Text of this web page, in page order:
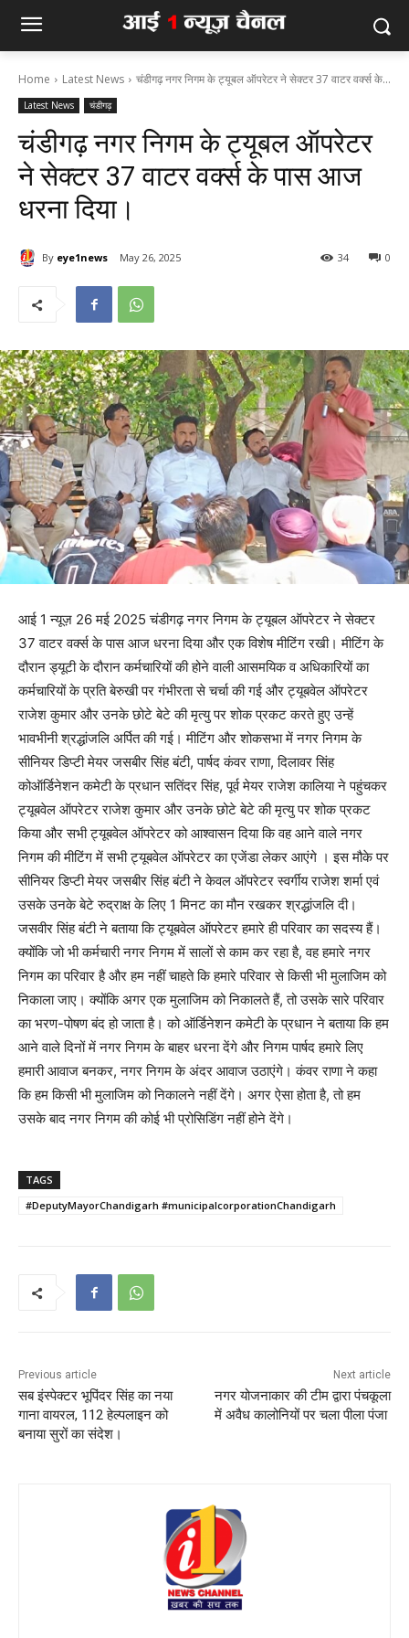
Home Latest News चंडीगढ़ नगर निगम के ट्यूबल ऑपरेटर ने सेक्टर 37 वाटर वर्क्स के...
Latest News चंडीगढ़
चंडीगढ़ नगर निगम के ट्यूबल ऑपरेटर
ने सेक्टर 37 वाटर वर्क्स के पास आज
धरना दिया।
By eye1news May 26, 2025 0
34
आई 1 न्यूज़ 26 मई 2025 चंडीगढ़ नगर निगम के ट्यूबल ऑपरेटर ने सेक्टर
37 वाटर वर्क्स के पास आज धरना दिया और एक विशेष मीटिंग रखी। मीटिंग के
दौरान ड्यूटी के दौरान कर्मचारियों की होने वाली आसमयिक व अधिकारियों का
कर्मचारियों के प्रति बेरुखी पर गंभीरता से चर्चा की गई और ट्यूबवेल ऑपरेटर
राजेश कुमार और उनके छोटे बेटे की मृत्यु पर शोक प्रकट करते हुए उन्हें
भावभीनी श्रद्धांजलि अर्पित की गई। मीटिंग और शोकसभा में नगर निगम के
सीनियर डिप्टी मेयर जसबीर सिंह बंटी, पार्षद कंवर राणा, दिलावर सिंह
कोऑर्डिनेशन कमेटी के प्रधान सतिंदर सिंह, पूर्व मेयर राजेश कालिया ने पहुंचकर
ट्यूबवेल ऑपरेटर राजेश कुमार और उनके छोटे बेटे की मृत्यु पर शोक प्रकट
किया और सभी ट्यूबवेल ऑपरेटर को आश्वासन दिया कि वह आने वाले नगर
निगम की मीटिंग में सभी ट्यूबवेल ऑपरेटर का एजेंडा लेकर आएंगे । इस मौके पर
सीनियर डिप्टी मेयर जसबीर सिंह बंटी ने केवल ऑपरेटर स्वर्गीय राजेश शर्मा एवं
उसके उनके बेटे रुद्राक्ष के लिए 1 मिनट का मौन रखकर श्रद्धांजलि दी।
जसवीर सिंह बंटी ने बताया कि ट्यूबवेल ऑपरेटर हमारे ही परिवार का सदस्य हैं।
क्योंकि जो भी कर्मचारी नगर निगम में सालों से काम कर रहा है, वह हमारे नगर
निगम का परिवार है और हम नहीं चाहते कि हमारे परिवार से किसी भी मुलाजिम को
निकाला जाए। क्योंकि अगर एक मुलाजिम को निकालते हैं, तो उसके सारे परिवार
का भरण-पोषण बंद हो जाता है। को ऑर्डिनेशन कमेटी के प्रधान ने बताया कि हम
आने वाले दिनों में नगर निगम के बाहर धरना देंगे और निगम पार्षद हमारे लिए
हमारी आवाज बनकर, नगर निगम के अंदर आवाज उठाएंगे। कंवर राणा ने कहा
कि हम किसी भी मुलाजिम को निकालने नहीं देंगे। अगर ऐसा होता है, तो हम
उसके बाद नगर निगम की कोई भी प्रोसिडिंग नहीं होने देंगे।
TAGS
#DeputyMayorChandigarh #municipalcorporationChandigarh
Previous article
सब इंस्पेक्टर भूपिंदर सिंह का नया
गाना वायरल, 112 हेल्पलाइन को
बनाया सुरों का संदेश।
Next article
नगर योजनाकार की टीम द्वारा पंचकूला
में अवैध कालोनियों पर चला पीला पंजा